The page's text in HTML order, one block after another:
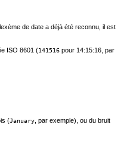
de date a déjà été reconnu, il est
ISO 8601 (141516 pour 14:15:16, par
(January , par exemple), ou du bruit